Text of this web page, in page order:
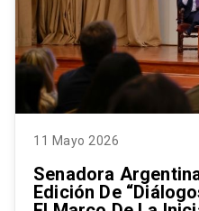
11 Mayo 2026
Senadora
Edición De